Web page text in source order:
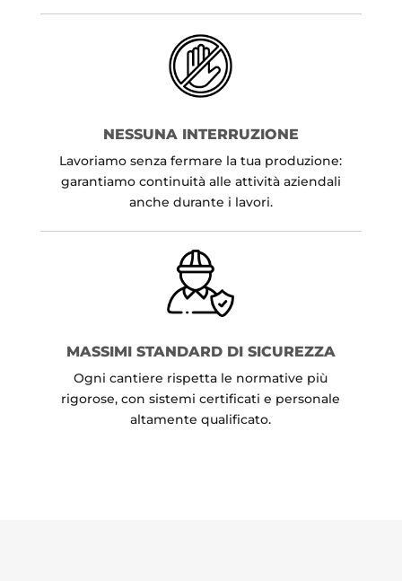
NESSUNA INTERRUZIONE
Lavoriamo senza fermare la tua produzione:
garantiamo continuità alle attività aziendali
anche durante i lavori.
MASSIMI STANDARD DI SICUREZZA
Ogni cantiere rispetta le normative più
rigorose, con sistemi certificati e personale
altamente qualificato.